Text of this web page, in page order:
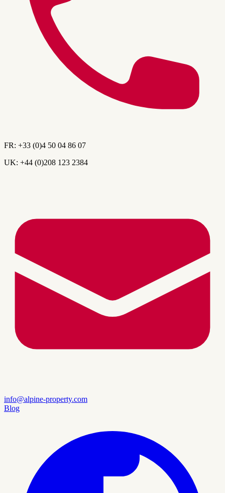
FR: +33 (0)4 50 04 86 07
UK: +44 (0)208 123 2384
info@alpine-property.com
Blog